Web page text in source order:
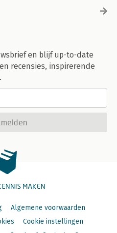
en blijf up-to-date
recensies, inspirerende
MAKEN
Algemene voorwaarden
Cookie instellingen